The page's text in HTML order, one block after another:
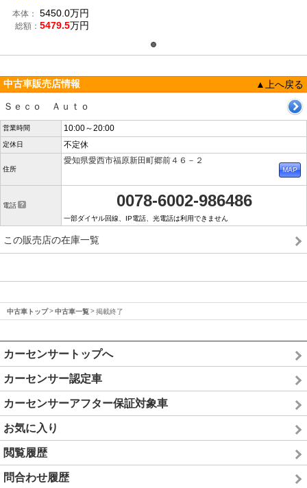
本体： 5450.0万円
総額： 5479.5万円
中古車販売店情報
▲上へ戻る
Ｓｅｃｏ Ａｕｔｏ
営業時間 10:00～20:00
定休日 不定休
住所
愛知県愛西市福原新田町郷前４６－２
電話 0078-6002-986486
一部ダイヤル回線、IP電話、光電話は利用できません
この販売店の在庫一覧
中古車トップ 中古車一覧 掲載終了
カーセンサートップへ
カーセンサー認定車
カーセンサーアフター保証対象車
お気に入り
閲覧履歴
問合わせ履歴